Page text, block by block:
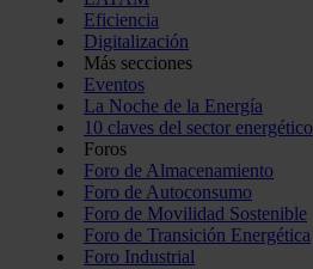
Eficiencia
Digitalización
Más secciones
Eventos
La Noche de la Energía
10 claves del sector energético
Foros
Foro de Almacenamiento
Foro de Autoconsumo
Foro de Movilidad Sostenible
Foro de Transición Energética
Foro Industrial